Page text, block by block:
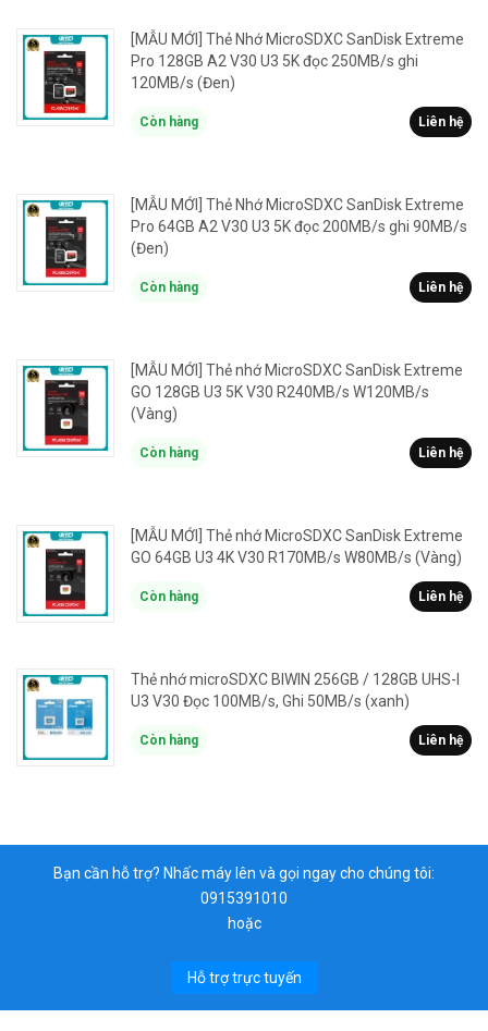
[MẪU MỚI] Thẻ Nhớ MicroSDXC SanDisk Extreme
Pro 128GB A2 V30 U3 5K đọc 250MB/s ghi
120MB/s (Đen)
Còn hàng Liên hệ
[MẪU MỚI] Thẻ Nhớ MicroSDXC SanDisk Extreme
Pro 64GB A2 V30 U3 5K đọc 200MB/s ghi 90MB/s
(Đen)
Còn hàng Liên hệ
[MẪU MỚI] Thẻ nhớ MicroSDXC SanDisk Extreme
GO 128GB U3 5K V30 R240MB/s W120MB/s
(Vàng)
Còn hàng Liên hệ
[MẪU MỚI] Thẻ nhớ MicroSDXC SanDisk Extreme
GO 64GB U3 4K V30 R170MB/s W80MB/s (Vàng)
Còn hàng Liên hệ
Thẻ nhớ microSDXC BIWIN 256GB / 128GB UHS-I
U3 V30 Đọc 100MB/s, Ghi 50MB/s (xanh)
Còn hàng Liên hệ
Bạn cần hỗ trợ? Nhấc máy lên và gọi ngay cho chúng tôi:
0915391010
hoặc
Hỗ trợ trực tuyến